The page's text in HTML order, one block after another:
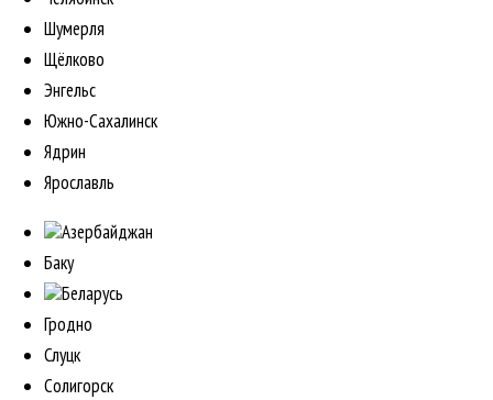
Шумерля
Щёлково
Энгельс
Южно-Сахалинск
Ядрин
Ярославль
Азербайджан
Баку
Беларусь
Гродно
Слуцк
Солигорск